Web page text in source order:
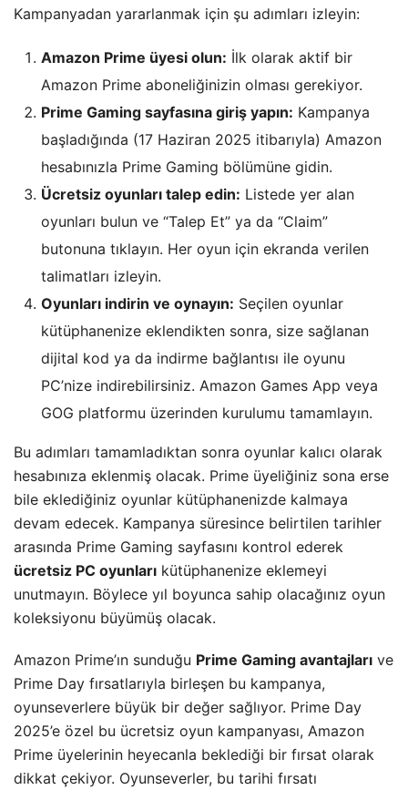
Kampanyadan yararlanmak için şu adımları izleyin:
Amazon Prime üyesi olun: İlk olarak aktif bir
Amazon Prime aboneliğinizin olması gerekiyor.
Prime Gaming sayfasına giriş yapın: Kampanya
başladığında (17 Haziran 2025 itibarıyla) Amazon
hesabınızla Prime Gaming bölümüne gidin.
Ücretsiz oyunları talep edin: Listede yer alan
oyunları bulun ve “Talep Et” ya da “Claim”
butonuna tıklayın. Her oyun için ekranda verilen
talimatları izleyin.
Oyunları indirin ve oynayın: Seçilen oyunlar
kütüphanenize eklendikten sonra, size sağlanan
dijital kod ya da indirme bağlantısı ile oyunu
PC’nize indirebilirsiniz. Amazon Games App veya
GOG platformu üzerinden kurulumu tamamlayın.
Bu adımları tamamladıktan sonra oyunlar kalıcı olarak
hesabınıza eklenmiş olacak. Prime üyeliğiniz sona erse
bile eklediğiniz oyunlar kütüphanenizde kalmaya
devam edecek. Kampanya süresince belirtilen tarihler
arasında Prime Gaming sayfasını kontrol ederek
ücretsiz PC oyunları kütüphanenize eklemeyi
unutmayın. Böylece yıl boyunca sahip olacağınız oyun
koleksiyonu büyümüş olacak.
Amazon Prime’ın sunduğu Prime Gaming avantajları ve
Prime Day fırsatlarıyla birleşen bu kampanya,
oyunseverlere büyük bir değer sağlıyor. Prime Day
2025’e özel bu ücretsiz oyun kampanyası, Amazon
Prime üyelerinin heyecanla beklediği bir fırsat olarak
dikkat çekiyor. Oyunseverler, bu tarihi fırsatı